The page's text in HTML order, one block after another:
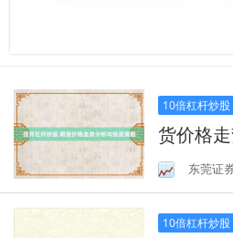
10倍杠杆炒股
货价格
东莞证
10倍杠杆炒股